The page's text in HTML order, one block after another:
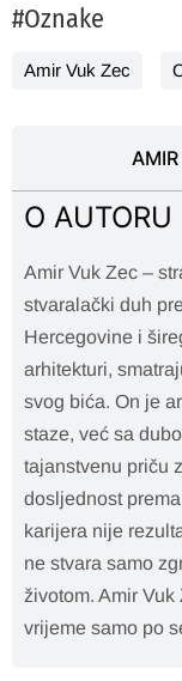
#Oznake
Amir Vuk Zec
O AUTORU
Amir Vuk Zec –
stvaralački duh
Hercegovine i
arhitekturi,
svog bića. On je
staze, već sa
tajanstvenu priču
dosljednost
karijera nije
ne stvara samo
životom. Amir
vrijeme samo po